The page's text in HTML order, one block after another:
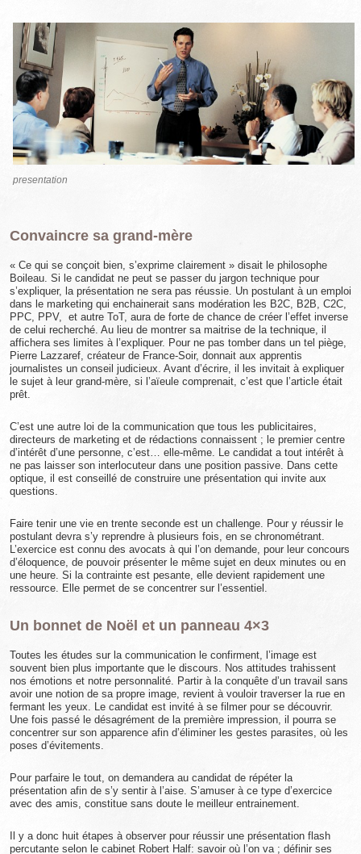
presentation
Convaincre sa grand-mère
« Ce qui se conçoit bien, s’exprime clairement » disait le philosophe
Boileau. Si le candidat ne peut se passer du jargon technique pour
s’expliquer, la présentation ne sera pas réussie. Un postulant à un emploi
dans le marketing qui enchainerait sans modération les B2C, B2B, C2C,
PPC, PPV, et autre ToT, aura de forte de chance de créer l’effet inverse
de celui recherché. Au lieu de montrer sa maitrise de la technique, il
affichera ses limites à l’expliquer. Pour ne pas tomber dans un tel piège,
Pierre Lazzaref, créateur de France-Soir, donnait aux apprentis
journalistes un conseil judicieux. Avant d’écrire, il les invitait à expliquer
le sujet à leur grand-mère, si l’aïeule comprenait, c’est que l’article était
prêt.
C’est une autre loi de la communication que tous les publicitaires,
directeurs de marketing et de rédactions connaissent ; le premier centre
d’intérêt d’une personne, c’est… elle-même. Le candidat a tout intérêt à
ne pas laisser son interlocuteur dans une position passive. Dans cette
optique, il est conseillé de construire une présentation qui invite aux
questions.
Faire tenir une vie en trente seconde est un challenge. Pour y réussir le
postulant devra s’y reprendre à plusieurs fois, en se chronométrant.
L’exercice est connu des avocats à qui l’on demande, pour leur concours
d’éloquence, de pouvoir présenter le même sujet en deux minutes ou en
une heure. Si la contrainte est pesante, elle devient rapidement une
ressource. Elle permet de se concentrer sur l’essentiel.
Un bonnet de Noël et un panneau 4×3
Toutes les études sur la communication le confirment, l’image est
souvent bien plus importante que le discours. Nos attitudes trahissent
nos émotions et notre personnalité. Partir à la conquête d’un travail sans
avoir une notion de sa propre image, revient à vouloir traverser la rue en
fermant les yeux. Le candidat est invité à se filmer pour se découvrir.
Une fois passé le désagrément de la première impression, il pourra se
concentrer sur son apparence afin d’éliminer les gestes parasites, où les
poses d’évitements.
Pour parfaire le tout, on demandera au candidat de répéter la
présentation afin de s’y sentir à l’aise. S’amuser à ce type d’exercice
avec des amis, constitue sans doute le meilleur entrainement.
Il y a donc huit étapes à observer pour réussir une présentation flash
percutante selon le cabinet Robert Half: savoir où l’on va ; définir ses